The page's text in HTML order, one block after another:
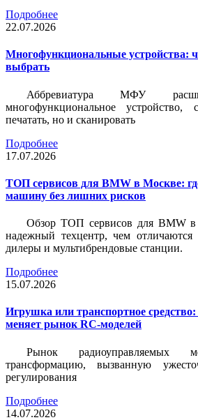
Подробнее
22.07.2026
Многофункциональные устройства:
выбрать
Аббревиатура МФУ
многофункциональное устройство,
печатать, но и сканировать
Подробнее
17.07.2026
ТОП сервисов для BMW в Москве:
машину без лишних рисков
Обзор ТОП сервисов для BMW
надежный техцентр, чем
дилеры и мультибрендовые станции.
Подробнее
15.07.2026
Игрушка или транспортное средство:
меняет рынок RC-моделей
Рынок радиоуправляемых
трансформацию, вызванную
регулирования
Подробнее
14.07.2026